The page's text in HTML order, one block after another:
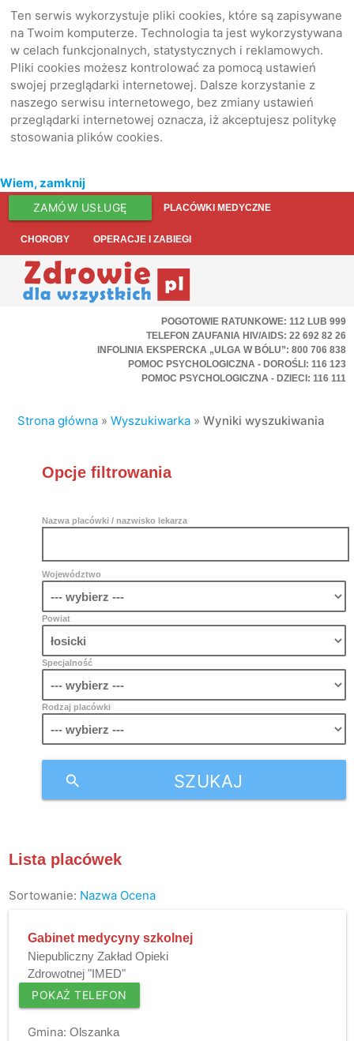
Ten serwis wykorzystuje pliki cookies, które są zapisywane
na Twoim komputerze. Technologia ta jest wykorzystywana
w celach funkcjonalnych, statystycznych i reklamowych.
Pliki cookies możesz kontrolować za pomocą ustawień
swojej przeglądarki internetowej. Dalsze korzystanie z
naszego serwisu internetowego, bez zmiany ustawień
przeglądarki internetowej oznacza, iż akceptujesz politykę
stosowania plików cookies.
Wiem, zamknij
ZAMÓW USŁUGĘ PLACÓWKI MEDYCZNE
CHOROBY OPERACJE I ZABIEGI
POGOTOWIE RATUNKOWE: 112 LUB 999
TELEFON ZAUFANIA HIV/AIDS: 22 692 82 26
INFOLINIA EKSPERCKA „ULGA W BÓLU”: 800 706 838
POMOC PSYCHOLOGICZNA - DOROŚLI: 116 123
POMOC PSYCHOLOGICZNA - DZIECI: 116 111
Strona główna »Wyszukiwarka »Wyniki wyszukiwania
Opcje filtrowania
Nazwa placówki / nazwisko lekarza
Województwo
Powiat
Specjalność
Rodzaj placówki
SZUKAJ
search
Lista placówek
Sortowanie: Nazwa Ocena
Gabinet medycyny szkolnej
Niepubliczny Zakład Opieki
Zdrowotnej "IMED"
POKAŻ TELEFON
Gmina: Olszanka